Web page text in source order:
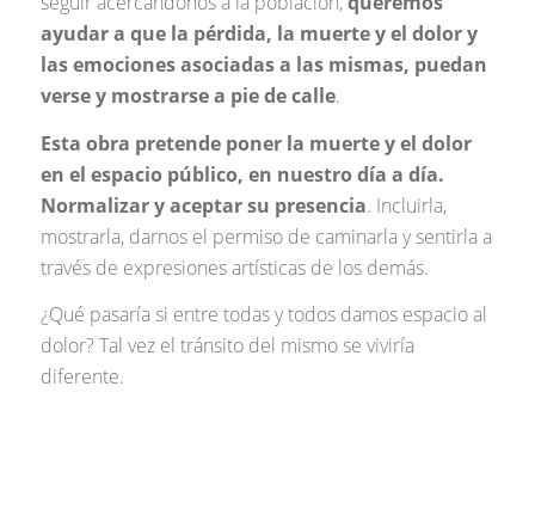
ayudar a que la pérdida, la muerte y el dolor y
las emociones asociadas a las mismas, puedan
verse y mostrarse a pie de calle.
Esta obra pretende poner la muerte y el dolor
en el espacio público, en nuestro día a día.
Normalizar y aceptar su presencia. Incluirla,
mostrarla, darnos el permiso de caminarla y sentirla a
través de expresiones artísticas de los demás.
¿Qué pasaría si entre todas y todos damos espacio al
dolor? Tal vez el tránsito del mismo se viviría
diferente.